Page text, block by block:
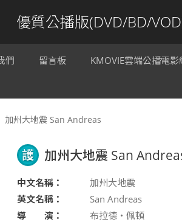
優質公播版(DVD/BD/
們 留言板 KMOVIE雲端公播電影
加州大地震 San Andreas
護 加州大地震 San
中文名稱：
加州大地震
英文名稱：
San Andreas
導 演：
布拉德‧佩頓